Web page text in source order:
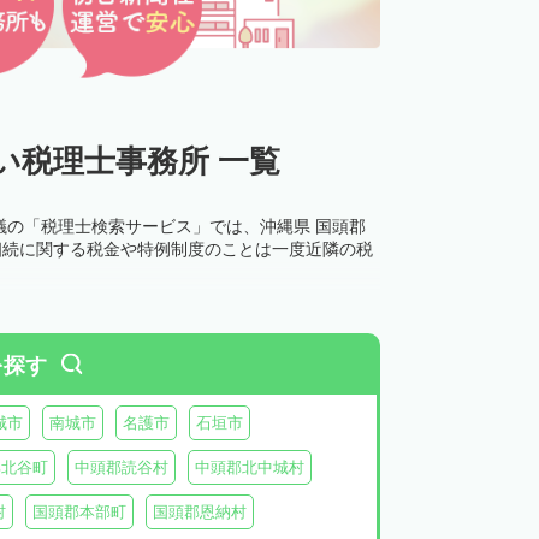
税理士事務所 一覧
「税理士検索サービス」では、沖縄県 国頭郡
に関する税金や特例制度のことは一度近隣の税
す
市 南城市 名護市 石垣市
谷町 中頭郡読谷村 中頭郡北中城村
国頭郡本部町 国頭郡恩納村